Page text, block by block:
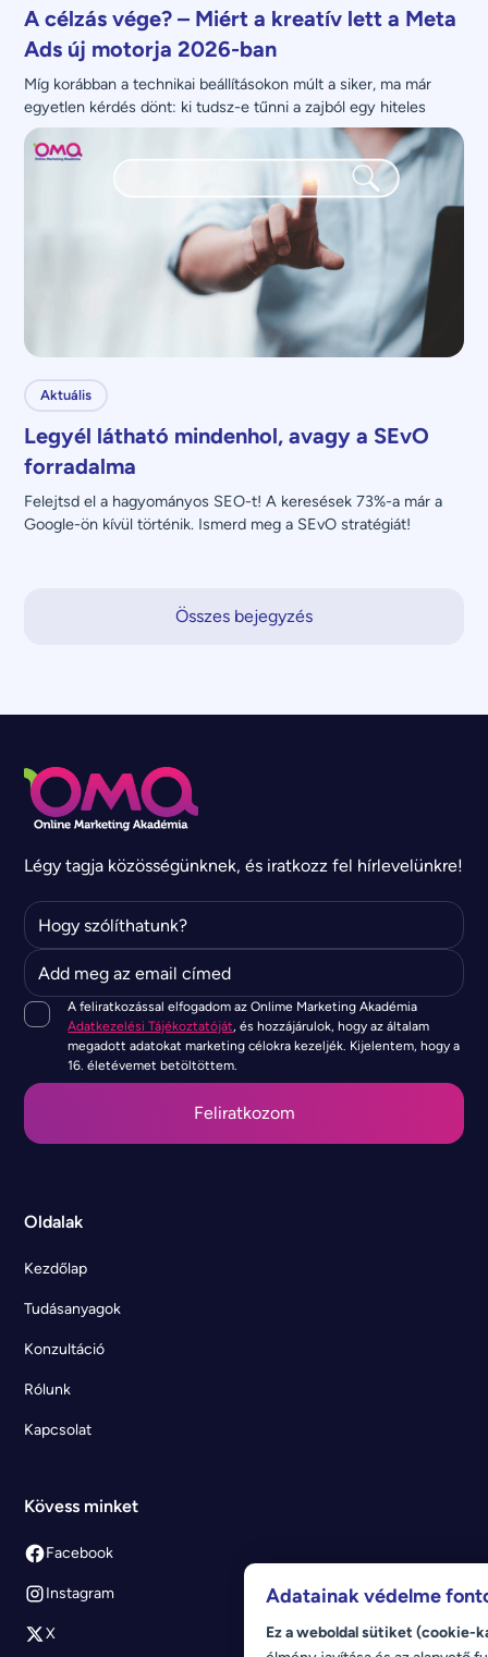
A célzás vége? – Miért a kreatív lett a Meta
Ads új motorja 2026-ban
Míg korábban a technikai beállításokon múlt a siker, ma már
egyetlen kérdés dönt: ki tudsz-e tűnni a zajból egy hiteles
üzenettel?
Aktuális
Legyél látható mindenhol, avagy a SEvO
forradalma
Felejtsd el a hagyományos SEO-t! A keresések 73%-a már a
Google-ön kívül történik. Ismerd meg a SEvO stratégiát!
Összes bejegyzés
Légy tagja közösségünknek, és iratkozz fel hírlevelünkre!
A feliratkozással elfogadom az Onlime Marketing Akadémia
Adatkezelési Tájékoztatóját, és hozzájárulok, hogy az általam
megadott adatokat marketing célokra kezeljék. Kijelentem, hogy a
16. életévemet betöltöttem.
Oldalak
Kezdőlap
Tudásanyagok
Konzultáció
Rólunk
Kapcsolat
Kövess minket
Facebook
Instagram
X
Adatainak védelme
Ez a weboldal sütiket (cookie-